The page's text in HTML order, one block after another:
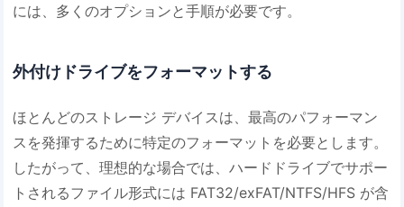
には、多くのオプションと手順が必要です。
外付けドライブをフォーマットする
ほとんどのストレージ デバイスは、最高のパフォーマン
スを発揮するために特定のフォーマットを必要とします。
したがって、理想的な場合では、ハードドライブでサポー
トされるファイル形式には FAT32/exFAT/NTFS/HFS が含